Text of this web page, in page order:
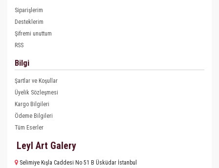
Siparişlerim
Desteklerim
Şifremi unuttum
RSS
Bilgi
Şartlar ve Koşullar
Üyelik Sözleşmesi
Kargo Bilgileri
Ödeme Bilgileri
Tüm Eserler
Leyl Art Galery
Selimiye Kışla Caddesi No 51 B Üsküdar İstanbul